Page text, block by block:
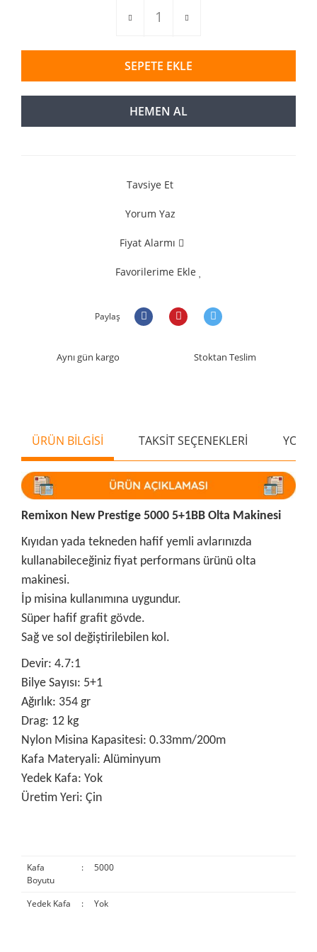
SEPETE EKLE
HEMEN AL
Tavsiye Et
Yorum Yaz
Fiyat Alarmı
Favorilerime Ekle
Paylaş
Aynı gün kargo Stoktan Teslim
ÜRÜN BİLGİSİ TAKSİT SEÇENEKLERİ
Remixon New Prestige 5000 5+1BB Olta Makinesi
Kıyıdan yada tekneden hafif yemli avlarınızda
kullanabileceğiniz fiyat performans ürünü olta
makinesi.
İp misina kullanımına uygundur.
Süper hafif grafit gövde.
Sağ ve sol değiştirilebilen kol.
Devir: 4.7:1
Bilye Sayısı: 5+1
Ağırlık: 354 gr
Drag: 12 kg
Nylon Misina Kapasitesi: 0.33mm/200m
Kafa Materyali: Alüminyum
Yedek Kafa: Yok
Üretim Yeri: Çin
Kafa
Boyutu
: 5000
Yedek Kafa : Yok